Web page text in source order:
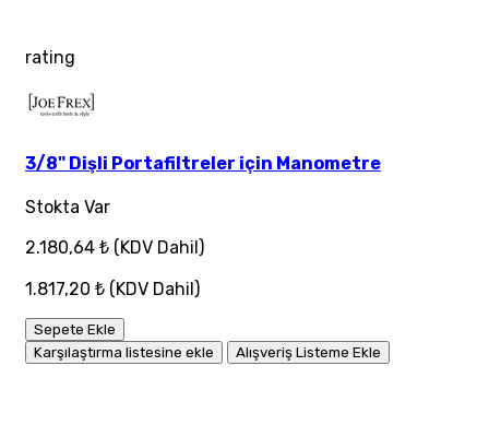
rating
3/8" Dişli Portafiltreler için Manometre
Stokta Var
2.180,64 ₺ (KDV Dahil)
1.817,20 ₺ (KDV Dahil)
Sepete Ekle
Karşılaştırma listesine ekle
Alışveriş Listeme Ekle